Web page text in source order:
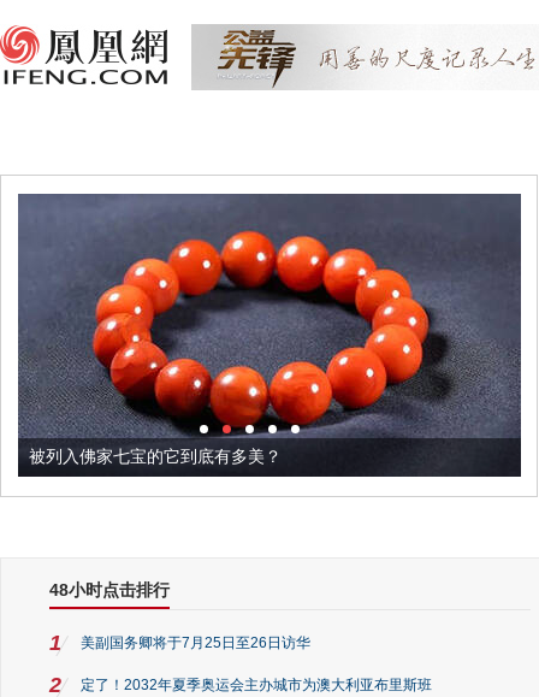
被列入佛家七宝的它到底有多美？
48小时点击排行
1 美副国务卿将于7月25日至26日访华
2 定了！2032年夏季奥运会主办城市为澳大利亚布里斯班